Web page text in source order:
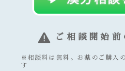
ご相談開始前
※相談料は無料。お薬のご購入
す